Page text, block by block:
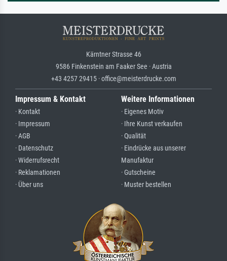
Kärntner Strasse 46
9586 Finkenstein am Faaker See · Austria
+43 4257 29415 · office@meisterdrucke.com
Impressum & Kontakt
· Kontakt
· Impressum
· AGB
· Datenschutz
· Widerrufsrecht
· Reklamationen
· Über uns
Weitere Informationen
· Eigenes Motiv
· Ihre Kunst verkaufen
· Qualität
· Eindrücke aus unserer
Manufaktur
· Gutscheine
· Muster bestellen